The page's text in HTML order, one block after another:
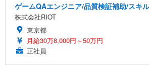
ゲームQAエンジニア/品質検証補助/スキ
株式会社RIOT
東京都
月給30万8,000円～50万円
正社員